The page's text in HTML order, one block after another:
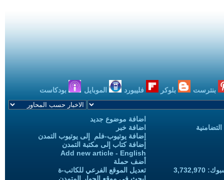
بنترست بلوكر فليبورد الموبايل بودكاست
اضافة موضوع جديد
اضافة خبر
إضافة يوتيوب-فلم إلى يوتيوب التمدن
إضافة كتاب إلى مكتبة التمدن
Add new article - English
أضف حملة
تعديل الموقع الفرعي للكاتب-ة